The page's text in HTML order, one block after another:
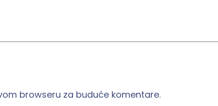
K
I
browseru za buduće komentare.